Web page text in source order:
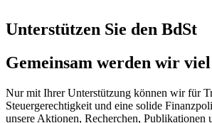
Unterstützen Sie den BdSt
Gemeinsam werden wir
Nur mit Ihrer Unterstützung können wir für
Steuergerechtigkeit und eine solide
unsere Aktionen, Recherchen, Publikationen